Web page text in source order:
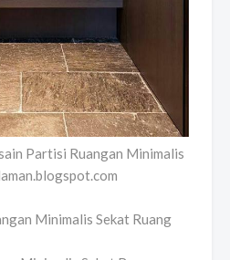
Partisi Ruangan Minimalis